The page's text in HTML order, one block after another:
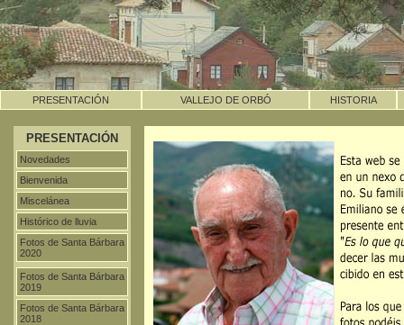
PRESENTACIÓN VALLEJO DE ORBÓ HISTORIA
PRESENTACIÓN
Novedades
Bienvenida
Miscelánea
Histórico de lluvia
Fotos de Santa Bárbara
2020
Fotos de Santa Bárbara
2019
Fotos de Santa Bárbara
2018